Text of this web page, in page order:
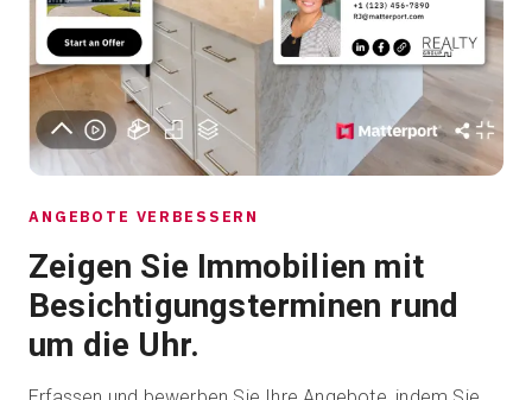
ANGEBOTE VERBESSERN
Zeigen Sie Immobilien mit
Besichtigungsterminen rund
um die Uhr.